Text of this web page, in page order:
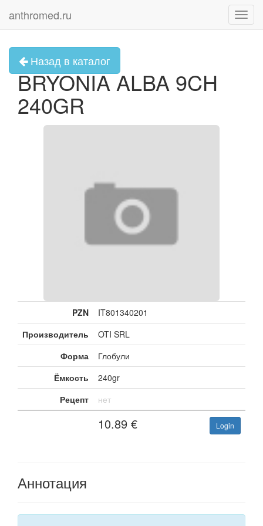
anthromed.ru
Назад в каталог
BRYONIA ALBA 9CH
240GR
PZN
IT801340201
Производитель
OTI SRL
Форма
Глобули
Ёмкость
240gr
Рецепт
нет
10.89 € Login
Аннотация